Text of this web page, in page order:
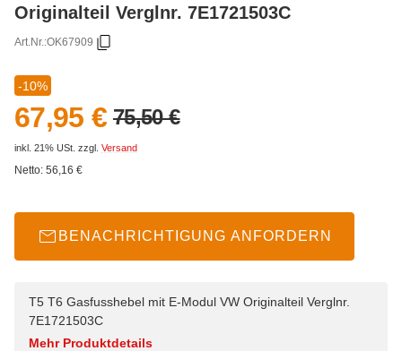
Originalteil Verglnr. 7E1721503C
Art.Nr.:OK67909
-10%
67,95 € 75,50 €
inkl. 21% USt. zzgl. Versand
Netto: 56,16 €
BENACHRICHTIGUNG ANFORDERN
T5 T6 Gasfusshebel mit E-Modul VW Originalteil Verglnr.
7E1721503C
Mehr Produktdetails